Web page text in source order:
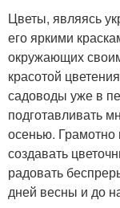
Цветы, являясь
его яркими
окружающих
красотой
садоводы уже в
подготавливать
осенью. Грамотно
создавать
радовать
дней весны и до